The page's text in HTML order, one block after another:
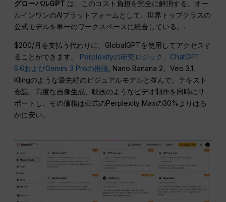
グローバルGPT は、このコスト負担を完全に解消する。オー
ルインワンのAIプラットフォームとして、世界トップクラスの
公式モデルを単一のワークスペースに統合している。.
$200/月を支払う代わりに、GlobalGPTを使用してアクセスす
ることができます。 Perplexityの研究ロジック、ChatGPT
5.6およびGemini 3 Proの推論 , Nano Banana 2、Veo 3.1、
Klingのような最先端のビジュアルモデルと並んで。テキスト
会話、高度な画像生成、映画のようなビデオ制作を同時にサ
ポートし、その価格は公式のPerplexity Maxの30%よりはる
かに安い。.